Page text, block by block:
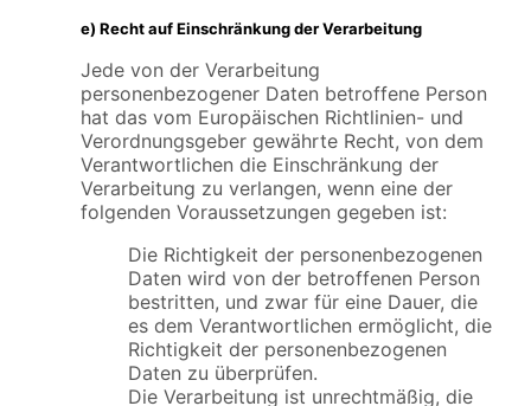
e) Recht auf Einschränkung der Verarbeitung
Jede von der Verarbeitung
personenbezogener Daten betroffene Person
hat das vom Europäischen Richtlinien- und
Verordnungsgeber gewährte Recht, von dem
Verantwortlichen die Einschränkung der
Verarbeitung zu verlangen, wenn eine der
folgenden Voraussetzungen gegeben ist:
Die Richtigkeit der personenbezogenen
Daten wird von der betroffenen Person
bestritten, und zwar für eine Dauer, die
es dem Verantwortlichen ermöglicht, die
Richtigkeit der personenbezogenen
Daten zu überprüfen.
Die Verarbeitung ist unrechtmäßig, die